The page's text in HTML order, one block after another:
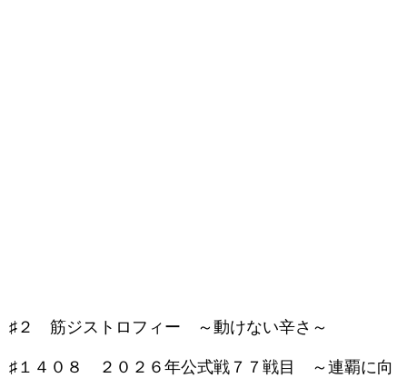
♯２ 筋ジストロフィー ～動けない辛さ～
♯１４０８ ２０２６年公式戦７７戦目 ～連覇に向